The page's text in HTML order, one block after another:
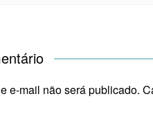
e-mail não será publicado.